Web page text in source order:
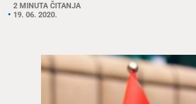
2 MINUTA ČITANJA
19. 06. 2020.